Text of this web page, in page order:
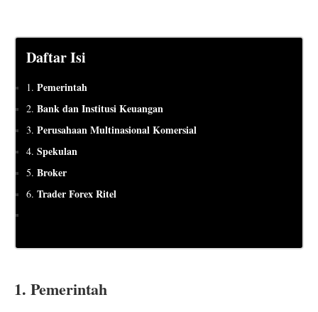
Daftar Isi
1. Pemerintah
2. Bank dan Institusi Keuangan
3. Perusahaan Multinasional Komersial
4. Spekulan
5. Broker
6. Trader Forex Ritel
1. Pemerintah